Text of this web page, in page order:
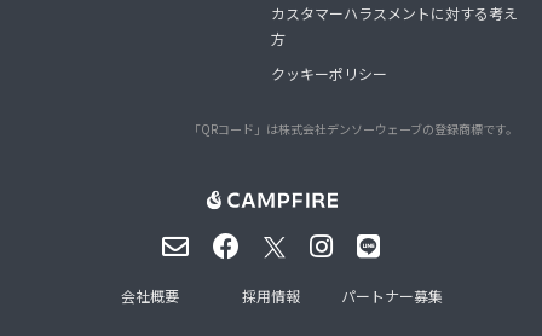
カスタマーハラスメントに対する考え
方
クッキーポリシー
「QRコード」は株式会社デンソーウェーブの登録商標です。
会社概要 採用情報 パートナー募集